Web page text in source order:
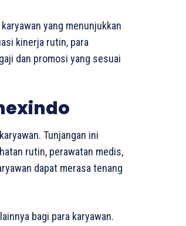
yang menunjukkan
kinerja rutin, para
dan promosi yang sesuai
Tunjangan ini
rutin, perawatan medis,
dapat merasa tenang
bagi para karyawan.